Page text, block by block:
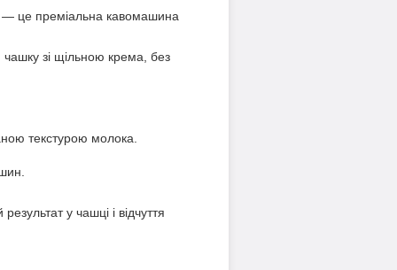
це преміальна кавомашина
чашку зі щільною крема, без
текстурою молока.
у чашці і відчуття